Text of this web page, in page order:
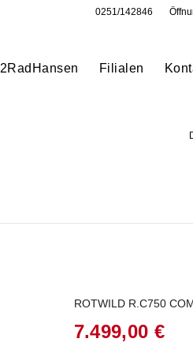
0251/142846
2RadHansen Filialen
ROTWILD R.C750
7.499,00 €